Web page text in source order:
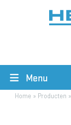
Menu
Home » Producten »